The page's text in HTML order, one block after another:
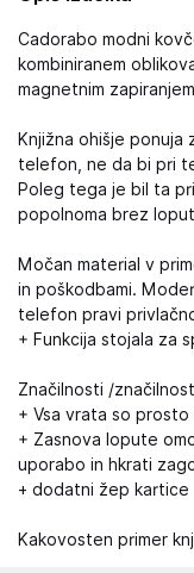
Cadorabo modni
kombiniranem
magnetnim zapiranjem
Knjižna ohišje
telefon, ne da bi pri
Poleg tega je bil ta
popolnoma brez
Močan material v
in poškodbami.
telefon pravi
+ Funkcija stojala za
Značilnosti /
+ Vsa vrata so
+ Zasnova lopute
uporabo in hkrati
+ dodatni žep kartice
Kakovosten primer